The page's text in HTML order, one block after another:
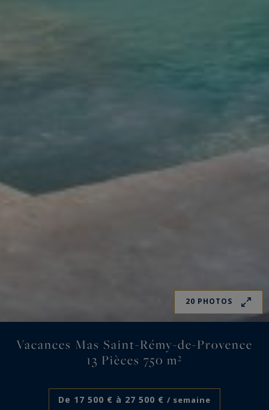
20 PHOTOS
Vacances Mas Saint-Rémy-de-Provence
13 Pièces 750 m²
De 17 500 € à 27 500 € / semaine